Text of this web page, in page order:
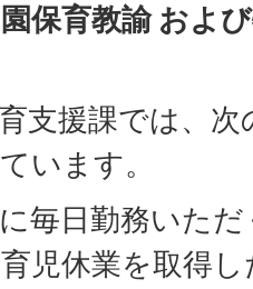
保育教諭 およ
支援課では、
います。
毎日勤務いた
児休業を取得